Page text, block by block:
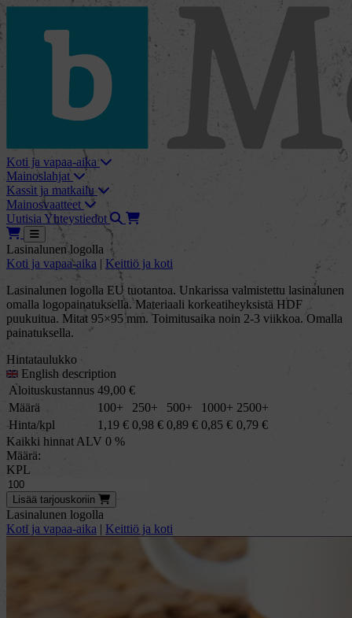
skip_to_content
bMore
Koti ja vapaa-aika
Mainoslahjat
Kassit ja matkailu
Mainosvaatteet
Uutisia Yhteystiedot HakuTarjouskori
Tarjouskori
Avaa
Lasinalunen logolla
Koti ja vapaa-aika | Keittiö ja koti
Lasinalunen logolla EU tuotantoa. Unkarissa valmistettu lasinalunen
omalla logopainatuksella. Materiaali korkeatiheyksistä HDF
puukuitua. Mitat 95×95 mm. Toimitusaika noin 2-3 viikkoa. Omalla
painatuksella.
Hintataulukko
English description
Aloituskustannus 49,00 €
Määrä
100+ 250+ 500+ 1000+ 2500+
Hinta/kpl
1,19 € 0,98 € 0,89 € 0,85 € 0,79 €
Kaikki hinnat ALV 0 %
Määrä:
KPL
Lisää tarjous koriin
Lasinalunen logolla
Koti ja vapaa-aika | Keittiö ja koti